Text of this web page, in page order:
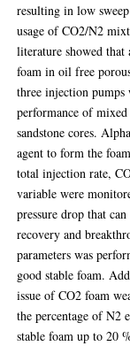
resulting in low
usage of CO2/N2
literature showed
foam in oil free
three injection pumps
performance of
sandstone cores.
agent to form the
total injection rate,
variable were
pressure drop that
recovery and
parameters was
good stable foam.
issue of CO2 foam
the percentage of N2
stable foam up to 20